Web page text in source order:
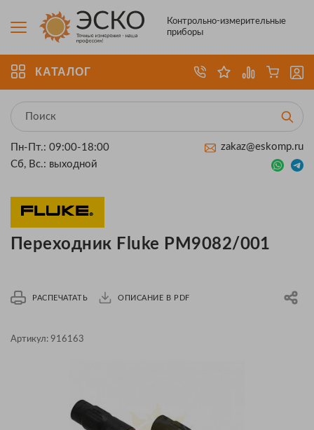
Контрольно-измерительные
приборы
КАТАЛОГ
Пн-Пт.: 09:00-18:00
Сб, Вс.: выходной
zakaz@eskomp.ru
Переходник Fluke PM9082/001
РАСПЕЧАТАТЬ ОПИСАНИЕ В PDF
Артикул: 916163